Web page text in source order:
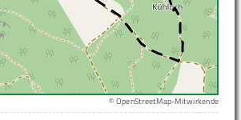
© OpenStreetMap-Mitwirkende